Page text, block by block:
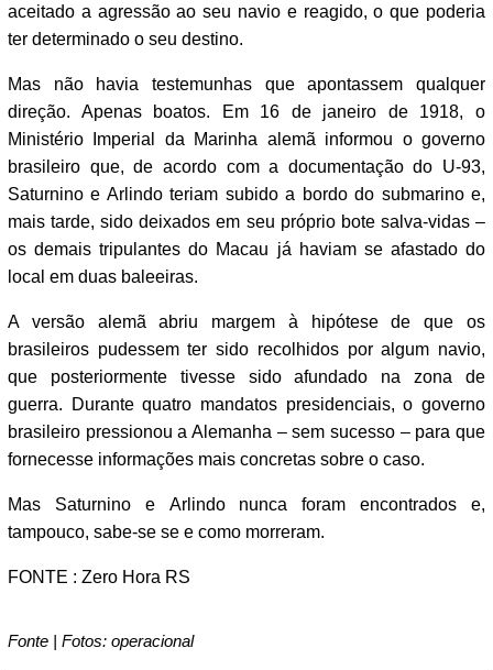
aceitado a agressão ao seu navio e reagido, o que poderia
ter determinado o seu destino.
Mas não havia testemunhas que apontassem qualquer
direção. Apenas boatos. Em 16 de janeiro de 1918, o
Ministério Imperial da Marinha alemã informou o governo
brasileiro que, de acordo com a documentação do U-93,
Saturnino e Arlindo teriam subido a bordo do submarino e,
mais tarde, sido deixados em seu próprio bote salva-vidas –
os demais tripulantes do Macau já haviam se afastado do
local em duas baleeiras.
A versão alemã abriu margem à hipótese de que os
brasileiros pudessem ter sido recolhidos por algum navio,
que posteriormente tivesse sido afundado na zona de
guerra. Durante quatro mandatos presidenciais, o governo
brasileiro pressionou a Alemanha – sem sucesso – para que
fornecesse informações mais concretas sobre o caso.
Mas Saturnino e Arlindo nunca foram encontrados e,
tampouco, sabe-se se e como morreram.
FONTE : Zero Hora RS
Fonte | Fotos: operacional